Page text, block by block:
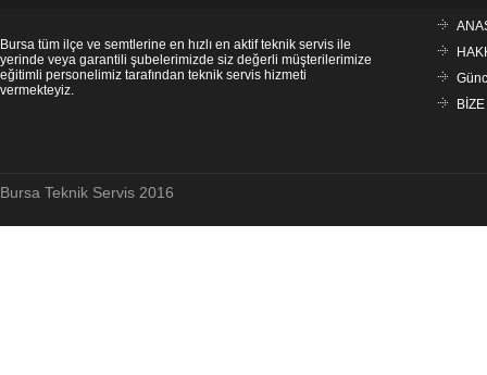
Bursa tüm ilçe ve semtlerine en hızlı en aktif teknik servis ile
yerinde veya garantili şubelerimizde siz değerli müşterilerimize
eğitimli personelimiz tarafından teknik servis hizmeti
vermekteyiz.
Bursa Teknik Servis 2016